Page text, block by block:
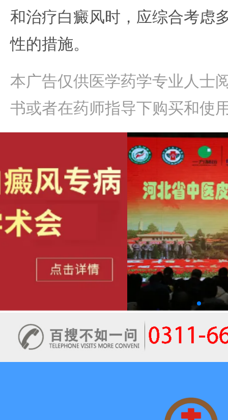
和治疗白癜风时，应综合考虑
性的措施。
本广告仅供医学药学专业人士
书或者在药师指导下购买和使